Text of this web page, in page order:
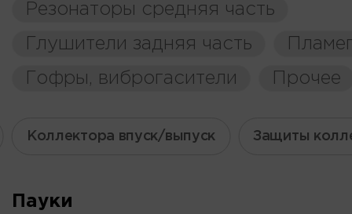
Резонаторы средняя часть
Глушители задняя часть
Гофры, виброгасители
Прочее
Коллектора впуск/выпуск Защиты
Пауки